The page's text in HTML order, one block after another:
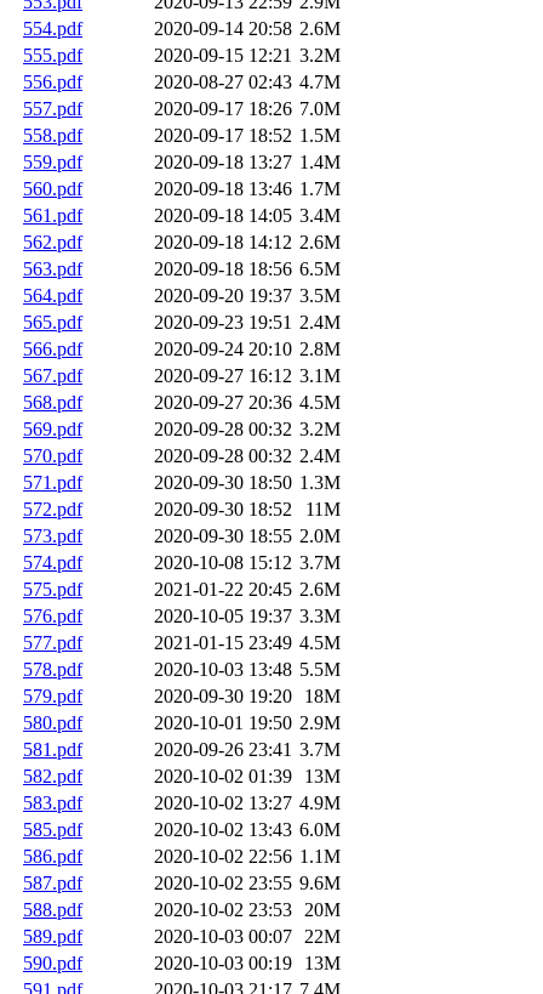
554.pdf
2020-09-14 20:58 2.6M
555.pdf
2020-09-15 12:21 3.2M
556.pdf
2020-08-27 02:43 4.7M
557.pdf
2020-09-17 18:26 7.0M
558.pdf
2020-09-17 18:52 1.5M
559.pdf
2020-09-18 13:27 1.4M
560.pdf
2020-09-18 13:46 1.7M
561.pdf
2020-09-18 14:05 3.4M
562.pdf
2020-09-18 14:12 2.6M
563.pdf
2020-09-18 18:56 6.5M
564.pdf
2020-09-20 19:37 3.5M
565.pdf
2020-09-23 19:51 2.4M
566.pdf
2020-09-24 20:10 2.8M
567.pdf
2020-09-27 16:12 3.1M
568.pdf
2020-09-27 20:36 4.5M
569.pdf
2020-09-28 00:32 3.2M
570.pdf
2020-09-28 00:32 2.4M
571.pdf
2020-09-30 18:50 1.3M
572.pdf
2020-09-30 18:52
11M
573.pdf
2020-09-30 18:55 2.0M
574.pdf
2020-10-08 15:12 3.7M
575.pdf
2021-01-22 20:45 2.6M
576.pdf
2020-10-05 19:37 3.3M
577.pdf
2021-01-15 23:49 4.5M
578.pdf
2020-10-03 13:48 5.5M
579.pdf
2020-09-30 19:20
18M
580.pdf
2020-10-01 19:50 2.9M
581.pdf
2020-09-26 23:41 3.7M
582.pdf
2020-10-02 01:39
13M
583.pdf
2020-10-02 13:27 4.9M
585.pdf
2020-10-02 13:43 6.0M
586.pdf
2020-10-02 22:56 1.1M
587.pdf
2020-10-02 23:55 9.6M
588.pdf
2020-10-02 23:53
20M
589.pdf
2020-10-03 00:07
22M
590.pdf
2020-10-03 00:19
13M
591.pdf
2020-10-03 21:17 7.4M